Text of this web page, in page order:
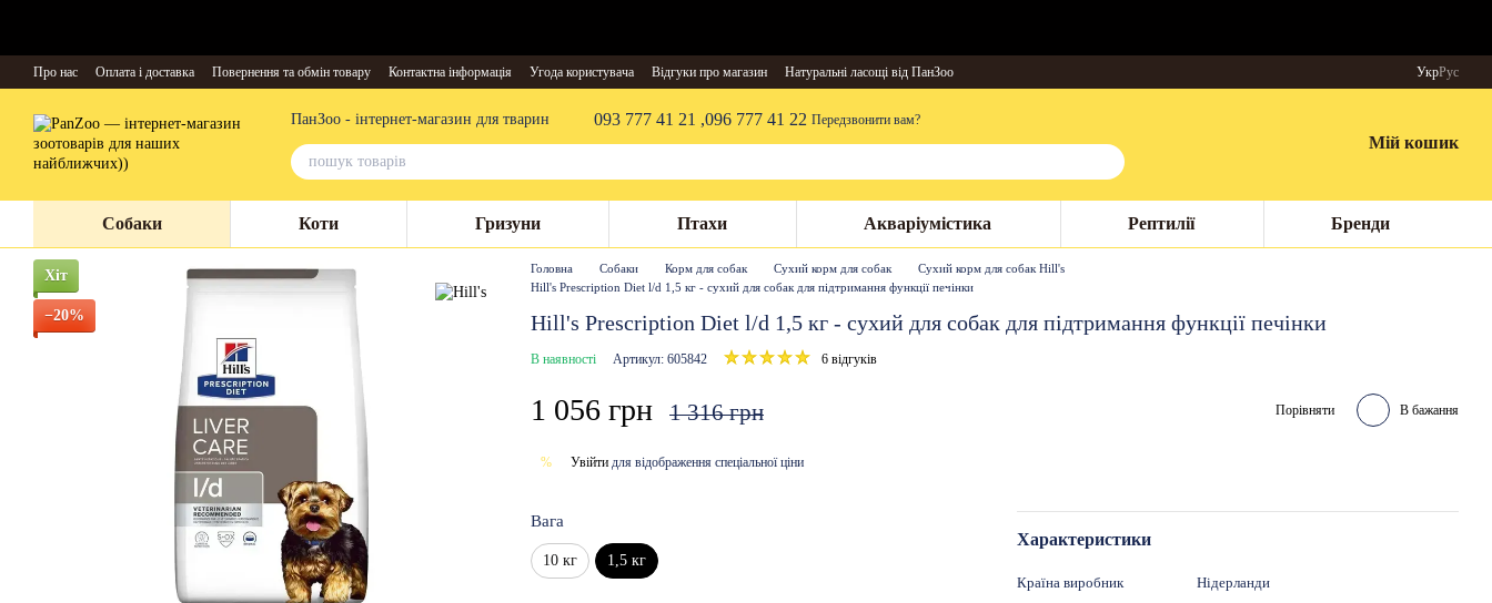
Про нас Оплата і доставка Повернення та обмін товару Контактна інформація Угода користувача Відгуки про магазин Натуральні ласощі від ПанЗоо УкрРус
ПанЗоо - інтернет-магазин для тварин 093 777 41 21 ,096 777 41 22 Передзвонити вам?
Мій кошик
Собаки Коти Гризуни Птахи Акваріумістика Рептилії Бренди
Хіт
−20%
Головна Собаки Корм для собак Сухий корм для собак
Сухий корм для собак Hill's
Hill's Prescription Diet l/d 1,5 кг - сухий для собак для підтримання функції печінки
Hill's Prescription Diet l/d 1,5 кг - сухий для собак для підтримання функції печінки
В наявності Артикул: 605842 6 відгуків
1 056 грн 1 316 грн Порівняти В бажання
% Увійти для відображення спеціальної ціни
Вага
10 кг 1,5 кг
Характеристики
Країна виробник
Нідерланди